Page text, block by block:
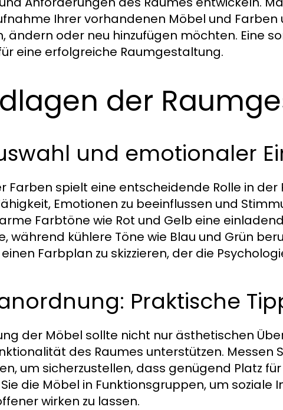
Ihrer vorhandenen Möbel und Farben
ändern oder neu hinzufügen möchten. Eine
eine erfolgreiche Raumgestaltung.
der
und emotionaler
Farben spielt eine entscheidende Rolle in
Emotionen zu beeinflussen und
Farbtöne wie Rot und Gelb eine
während kühlere Töne wie Blau und Grün
Farbplan zu skizzieren, der die
Praktische
der Möbel sollte nicht nur ästhetischen
des Raumes unterstützen. Messen
um sicherzustellen, dass genügend Platz
die Möbel in Funktionsgruppen, um soziale
wirken zu lassen.